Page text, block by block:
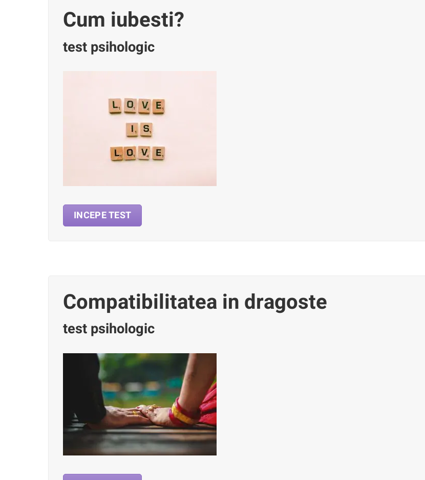
Cum iubesti?
test psihologic
INCEPE TEST
Compatibilitatea in dragoste
test psihologic